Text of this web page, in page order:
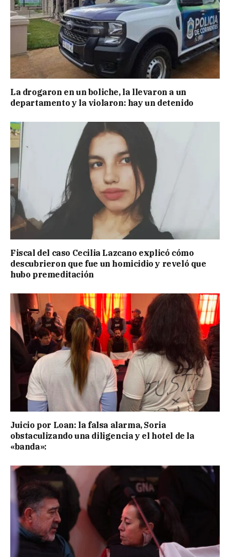
La drogaron en un boliche, la llevaron a un
departamento y la violaron: hay un detenido
Fiscal del caso Cecilia Lazcano explicó cómo
descubrieron que fue un homicidio y reveló que
hubo premeditación
Juicio por Loan: la falsa alarma, Soria
obstaculizando una diligencia y el hotel de la
«banda»: